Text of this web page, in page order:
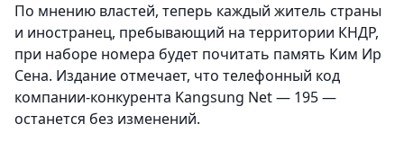
По мнению властей, теперь каждый житель страны
и иностранец, пребывающий на территории КНДР,
при наборе номера будет почитать память Ким Ир
Сена. Издание отмечает, что телефонный код
компании-конкурента Kangsung Net — 195 —
останется без изменений.